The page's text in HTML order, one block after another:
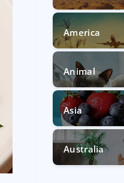
America
Animal
Asia
Australia